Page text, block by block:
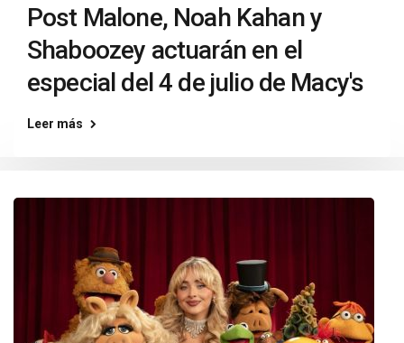
Post Malone, Noah Kahan y
Shaboozey actuarán en el
especial del 4 de julio de Macy's
Leer más